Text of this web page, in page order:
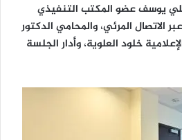
يوسف عضو المكتب التنفيذي
الاتصال المرئي، والمحامي الدكتور
خلود العلوية، وأدار الجلسة